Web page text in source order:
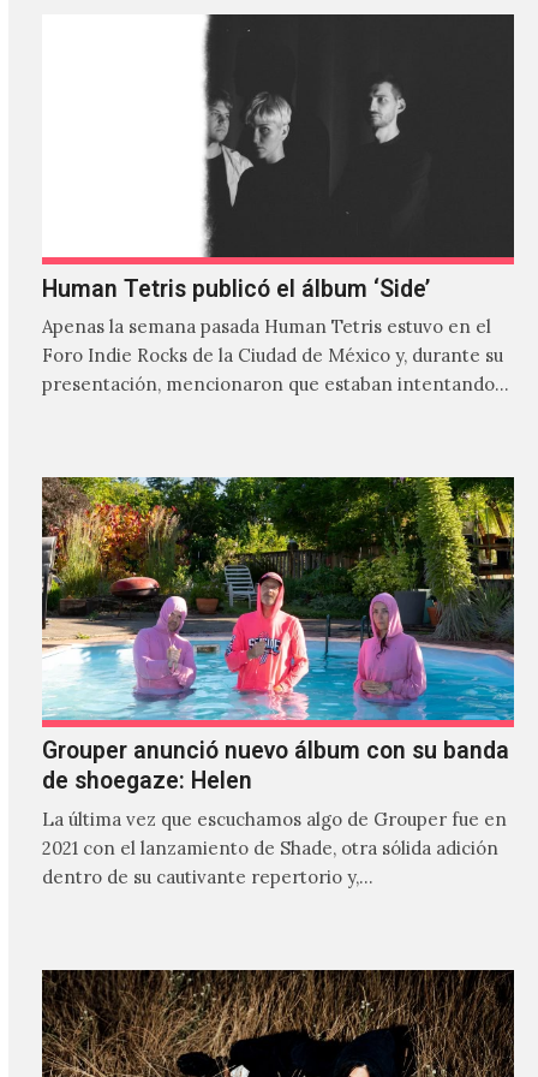
Human Tetris publicó el álbum ‘Side’
Apenas la semana pasada Human Tetris estuvo en el
Foro Indie Rocks de la Ciudad de México y, durante su
presentación, mencionaron que estaban intentando…
Grouper anunció nuevo álbum con su banda
de shoegaze: Helen
La última vez que escuchamos algo de Grouper fue en
2021 con el lanzamiento de Shade, otra sólida adición
dentro de su cautivante repertorio y,…